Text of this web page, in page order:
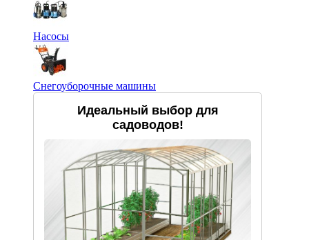
Насосы
Снегоуборочные машины
Идеальный выбор для
садоводов!